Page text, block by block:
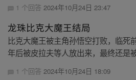
1 个回答2024年10月24日 23:47
龙珠比克大魔王结局
比克大魔王被主角孙悟空打败，临死
年后被皮拉夫等人放出来，最终还是
1 个回答2024年10月24日 18:09